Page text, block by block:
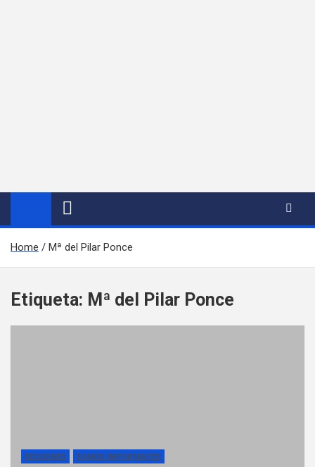
Home Mª del Pilar Ponce
Etiqueta: Mª del Pilar Ponce
SECCIONES SOMOS IMPORTANTES